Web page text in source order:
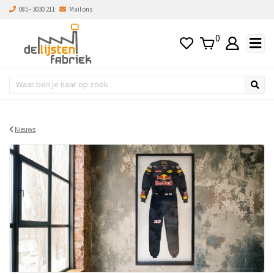
085 - 3030 211 Mail ons
0
Nieuws